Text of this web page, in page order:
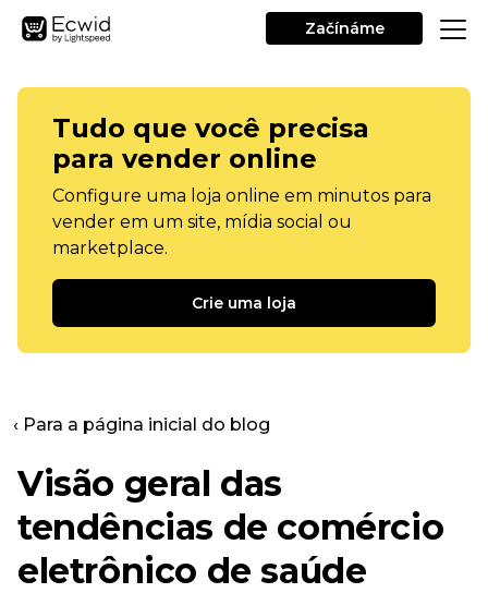
Začínáme
Tudo que você precisa
para vender online
Configure uma loja online em minutos para
vender em um site, mídia social ou
marketplace.
Crie uma loja
‹ Para a página inicial do blog
Visão geral das
tendências de comércio
eletrônico de saúde